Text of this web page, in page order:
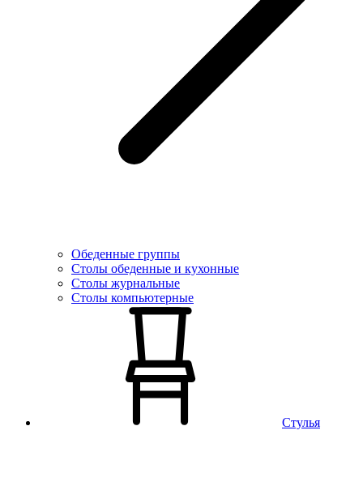
Обеденные группы
Столы обеденные и кухонные
Столы журнальные
Столы компьютерные
Стулья